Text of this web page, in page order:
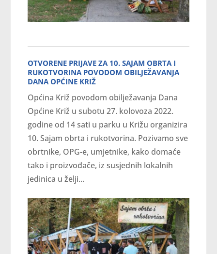
OTVORENE PRIJAVE ZA 10. SAJAM OBRTA I
RUKOTVORINA POVODOM OBILJEŽAVANJA
DANA OPĆINE KRIŽ
Općina Križ povodom obilježavanja Dana
Općine Križ u subotu 27. kolovoza 2022.
godine od 14 sati u parku u Križu organizira
10. Sajam obrta i rukotvorina. Pozivamo sve
obrtnike, OPG-e, umjetnike, kako domaće
tako i proizvođače, iz susjednih lokalnih
jedinica u želji...